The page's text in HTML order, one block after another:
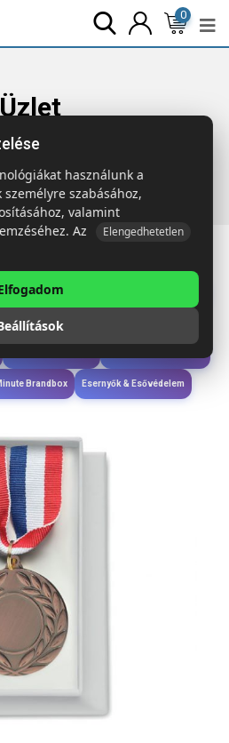
0
Üzlet
& Szabadidő
cm átmérő
Étkezés & Ivás
Wellness & Ápolás
Brandbox Esernyők & Esővédelem
használunk a
szabásához,
valamint
Az
Elengedhetetlen